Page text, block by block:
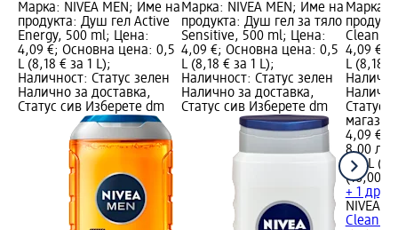
Марка: NIVEA MEN; Име на
продукта: Душ гел Active
Energy, 500 ml; Цена:
4,09 €; Основна цена: 0,5
L (8,18 € за 1 L);
Наличност: Статус зелен
Налично за доставка,
Статус сив Изберете dm
Марка: NIVEA MEN; Име на
продукта: Душ гел за тяло
Sensitive, 500 ml; Цена:
4,09 €; Основна цена: 0,5
L (8,18 € за 1 L);
Наличност: Статус зелен
Налично за доставка,
Статус сив Изберете dm
Марка:
Clean
4,09 €;
L (8,18 €
Статус
магазин
4,09 €
8,00 лв.
0,5 L
(16,00
+ 1 друг
NIVEA
Clean